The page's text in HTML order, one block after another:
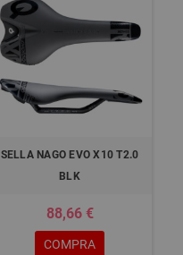
SELLA NAGO EVO X10 T2.0
BLK
88,66 €
COMPRA